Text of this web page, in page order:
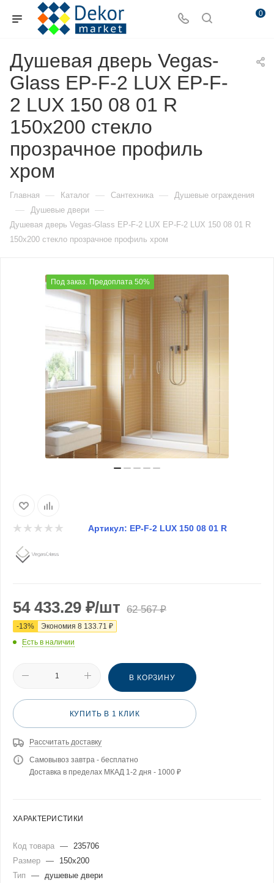
0
Душевая дверь Vegas-
Glass EP-F-2 LUX EP-F-
2 LUX 150 08 01 R
150х200 стекло
прозрачное профиль
хром
Главная — Каталог — Сантехника — Душевые ограждения
— Душевые двери —
Душевая дверь Vegas-Glass EP-F-2 LUX EP-F-2 LUX 150 08 01 R
150х200 стекло прозрачное профиль хром
Под заказ. Предоплата 50%
Артикул: EP-F-2 LUX 150 08 01 R
54 433.29 ₽/шт 62 567₽
-13% Экономия 8 133.71 ₽
Есть в наличии
В КОРЗИНУ
КУПИТЬ В 1 КЛИК
Рассчитать доставку
Самовывоз завтра - бесплатно
Доставка в пределах МКАД 1-2 дня - 1000 ₽
ХАРАКТЕРИСТИКИ
Код товара —
235706
Размер —
150x200
Тип
—
душевые двери